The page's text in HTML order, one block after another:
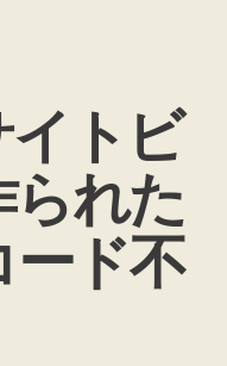
トビ
れた
ド不